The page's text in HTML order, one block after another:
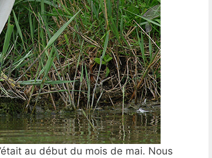
au début du mois de mai. Nous